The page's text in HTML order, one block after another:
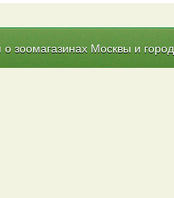
Москвы и